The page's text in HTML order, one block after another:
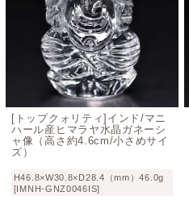
[トップクォリティ]インド/マニ
ハール産ヒマラヤ水晶ガネーシ
ャ像（高さ約4.6cm/小さめサイ
ズ）
H46.8×W30.8×D28.4（mm）46.0g
[IMNH-GNZ0046IS]